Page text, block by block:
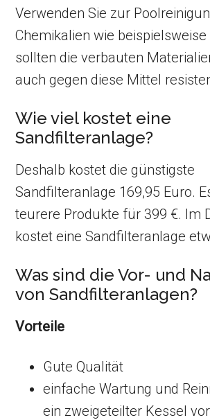
Verwenden Sie zur
Chemikalien wie beispielsweise
sollten die verbauten
auch gegen diese Mittel
Wie viel kostet eine
Sandfilteranlage?
Deshalb kostet die günstigste
Sandfilteranlage 169,95 Euro.
teurere Produkte für 399 €. Im
kostet eine Sandfilteranlage
Was sind die Vor- und
von Sandfilteranlagen?
Vorteile
Gute Qualität
einfache Wartung und
ein zweigeteilter Kessel